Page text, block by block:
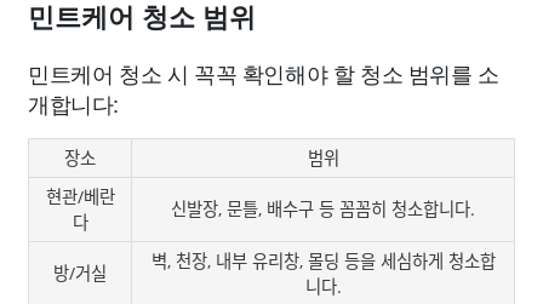
민트케어 청소 범위
민트케어 청소 시 꼭꼭 확인해야 할 청소 범위를 소
개합니다:
장소
범위
현관/베란
다
신발장, 문틀, 배수구 등 꼼꼼히 청소합니다.
방/거실
벽, 천장, 내부 유리창, 몰딩 등을 세심하게 청소합
니다.